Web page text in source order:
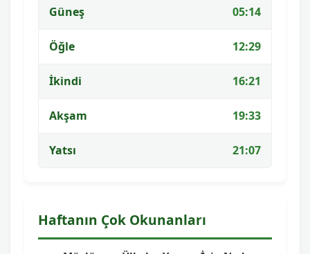
Güneş 05:14
Öğle 12:29
İkindi 16:21
Akşam 19:33
Yatsı 21:07
Haftanın Çok Okunanları